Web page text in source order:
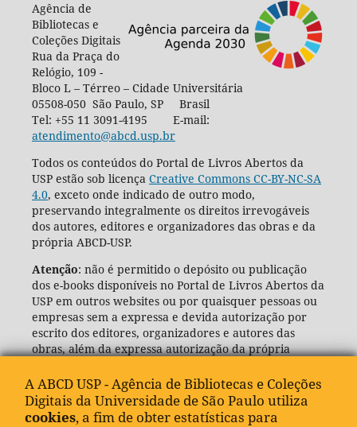
Agência de
Bibliotecas e
Coleções Digitais
Rua da Praça do
Relógio, 109 -
Bloco L – Térreo – Cidade Universitária
05508-050 São Paulo, SP Brasil
Tel: +55 11 3091-4195 E-mail:
atendimento@abcd.usp.br
Todos os conteúdos do Portal de Livros Abertos da
USP estão sob licença Creative Commons CC-BY-NC-SA
4.0, exceto onde indicado de outro modo,
preservando integralmente os direitos irrevogáveis
dos autores, editores e organizadores das obras e da
própria ABCD-USP.
Atenção: não é permitido o depósito ou publicação
dos e-books disponíveis no Portal de Livros Abertos da
USP em outros websites ou por quaisquer pessoas ou
empresas sem a expressa e devida autorização por
escrito dos editores, organizadores e autores das
obras, além da expressa autorização da própria
(ABCD-USP).
A ABCD USP - Agência de Bibliotecas e Coleções
Digitais da Universidade de São Paulo utiliza
cookies, a fim de obter estatísticas para